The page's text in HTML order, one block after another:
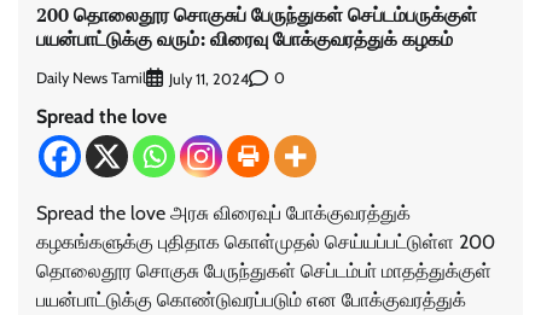
200 தொலைதூர சொகுசுப் பேருந்துகள் செப்டம்பருக்குள்
பயன்பாட்டுக்கு வரும்: விரைவு போக்குவரத்துக் கழகம்
Daily News Tamil July 11, 2024 0
Spread the love
Spread the love அரசு விரைவுப் போக்குவரத்துக்
கழகங்களுக்கு புதிதாக கொள்முதல் செய்யப்பட்டுள்ள 200
தொலைதூர சொகுசு பேருந்துகள் செப்டம்பா் மாதத்துக்குள்
பயன்பாட்டுக்கு கொண்டுவரப்படும் என போக்குவரத்துக்